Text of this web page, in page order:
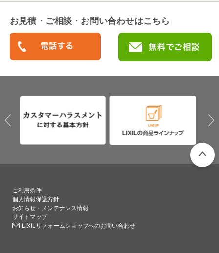
お見積・ご相談・お問い合わせはこちら
ご利用条件
個人情報保護方針
お知らせ・メンテナンス情報
サイトマップ
LIXILリフォームショップへのお問い合わせ